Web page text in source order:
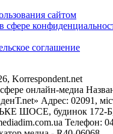
сайтом
сфере
соглашение
Korrespondent.net
онлайн-медиа
Адрес: 02091,
ШОСЕ, будинок 172-Б,
Телефон: